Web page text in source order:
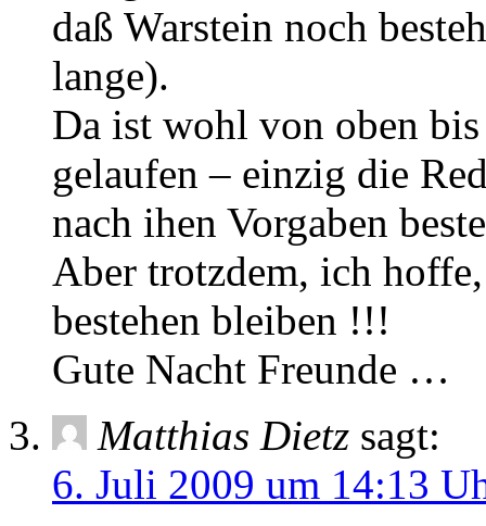
daß Warstein noch
lange).
Da ist wohl von oben
gelaufen – einzig die
nach ihen Vorgaben
Aber trotzdem, ich
bestehen bleiben !!!
Gute Nacht Freunde …
Matthias Dietz sagt:
6. Juli 2009 um 14:13